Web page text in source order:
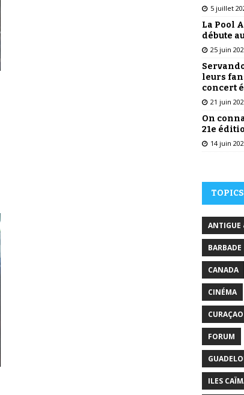
5 juillet
La Pool
débute
25 juin
leurs
concert
21 juin
On
21e
14 juin
TOPICS
ANTIGUE
BARBADE
CANADA
CINÉMA
CURAÇAO
FORUM
ILES